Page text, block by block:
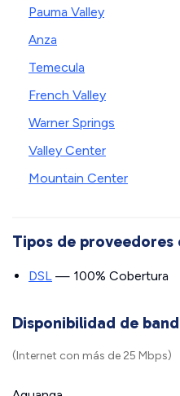
Pauma Valley
Anza
Temecula
French Valley
Warner Springs
Valley Center
Mountain Center
Tipos de proveedores
DSL — 100% Cobertura
Disponibilidad de
(Internet con más de 25 Mbps)